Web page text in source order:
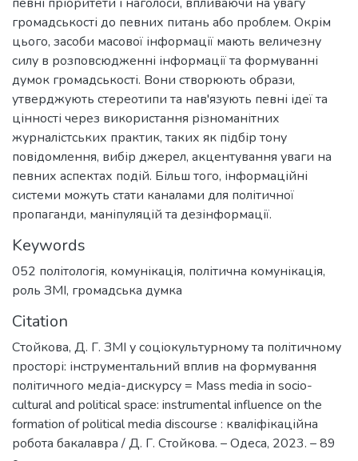
громадськості до певних питань або проблем. Окрім
цього, засоби масової інформації мають величезну
силу в розповсюдженні інформації та формуванні
думок громадськості. Вони створюють образи,
утверджують стереотипи та нав'язують певні ідеї та
цінності через використання різноманітних
журналістських практик, таких як підбір тону
повідомлення, вибір джерел, акцентування уваги на
певних аспектах подій. Більш того, інформаційні
системи можуть стати каналами для політичної
пропаганди, маніпуляцій та дезінформації.
Keywords
052 політологія, комунікація, політична комунікація,
роль ЗМІ, громадська думка
Citation
Стойкова, Д. Г. ЗМІ у соціокультурному та політичному
просторі: інструментальний вплив на формування
політичного медіа-дискурсу = Mass media in socio-
cultural and political space: instrumental influence on the
formation of political media discourse : кваліфікаційна
робота бакалавра / Д. Г. Стойкова. – Одеса, 2023. – 89